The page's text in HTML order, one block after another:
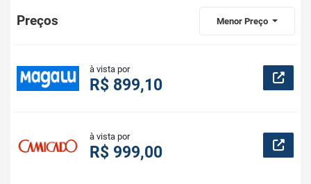
Preços Menor Preço
à vista por
R$ 899,10
à vista por
R$ 999,00